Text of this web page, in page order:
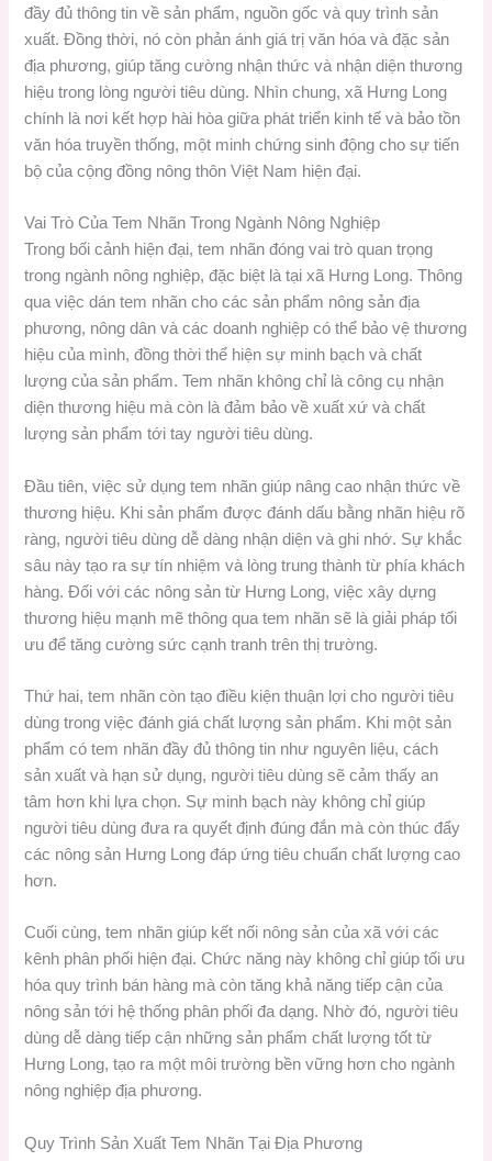
đầy đủ thông tin về sản phẩm, nguồn gốc và quy trình sản
xuất. Đồng thời, nó còn phản ánh giá trị văn hóa và đặc sản
địa phương, giúp tăng cường nhận thức và nhận diện thương
hiệu trong lòng người tiêu dùng. Nhìn chung, xã Hưng Long
chính là nơi kết hợp hài hòa giữa phát triển kinh tế và bảo tồn
văn hóa truyền thống, một minh chứng sinh động cho sự tiến
bộ của cộng đồng nông thôn Việt Nam hiện đại.
Vai Trò Của Tem Nhãn Trong Ngành Nông Nghiệp
Trong bối cảnh hiện đại, tem nhãn đóng vai trò quan trọng
trong ngành nông nghiệp, đặc biệt là tại xã Hưng Long. Thông
qua việc dán tem nhãn cho các sản phẩm nông sản địa
phương, nông dân và các doanh nghiệp có thể bảo vệ thương
hiệu của mình, đồng thời thể hiện sự minh bạch và chất
lượng của sản phẩm. Tem nhãn không chỉ là công cụ nhận
diện thương hiệu mà còn là đảm bảo về xuất xứ và chất
lượng sản phẩm tới tay người tiêu dùng.
Đầu tiên, việc sử dụng tem nhãn giúp nâng cao nhận thức về
thương hiệu. Khi sản phẩm được đánh dấu bằng nhãn hiệu rõ
ràng, người tiêu dùng dễ dàng nhận diện và ghi nhớ. Sự khắc
sâu này tạo ra sự tín nhiệm và lòng trung thành từ phía khách
hàng. Đối với các nông sản từ Hưng Long, việc xây dựng
thương hiệu mạnh mẽ thông qua tem nhãn sẽ là giải pháp tối
ưu để tăng cường sức cạnh tranh trên thị trường.
Thứ hai, tem nhãn còn tạo điều kiện thuận lợi cho người tiêu
dùng trong việc đánh giá chất lượng sản phẩm. Khi một sản
phẩm có tem nhãn đầy đủ thông tin như nguyên liệu, cách
sản xuất và hạn sử dụng, người tiêu dùng sẽ cảm thấy an
tâm hơn khi lựa chọn. Sự minh bạch này không chỉ giúp
người tiêu dùng đưa ra quyết định đúng đắn mà còn thúc đẩy
các nông sản Hưng Long đáp ứng tiêu chuẩn chất lượng cao
hơn.
Cuối cùng, tem nhãn giúp kết nối nông sản của xã với các
kênh phân phối hiện đại. Chức năng này không chỉ giúp tối ưu
hóa quy trình bán hàng mà còn tăng khả năng tiếp cận của
nông sản tới hệ thống phân phối đa dạng. Nhờ đó, người tiêu
dùng dễ dàng tiếp cận những sản phẩm chất lượng tốt từ
Hưng Long, tạo ra một môi trường bền vững hơn cho ngành
nông nghiệp địa phương.
Quy Trình Sản Xuất Tem Nhãn Tại Địa Phương